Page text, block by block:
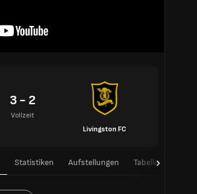
3 - 2
Vollzeit
Livingston FC
Statistiken Aufstellungen Tabelle